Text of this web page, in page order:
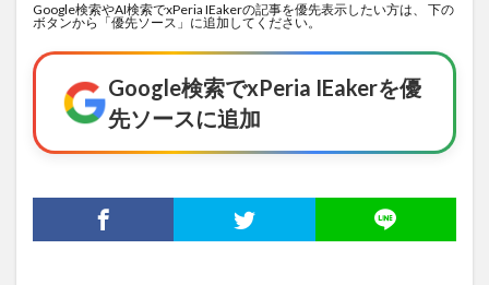
Google検索やAI検索でxPeria IEakerの記事を優先表示したい方は、 下の
ボタンから「優先ソース」に追加してください。
Google検索でxPeria IEakerを優
先ソースに追加